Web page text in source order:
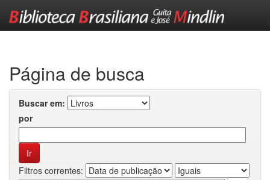
Página de busca
Buscar em:
por
Filtros correntes: